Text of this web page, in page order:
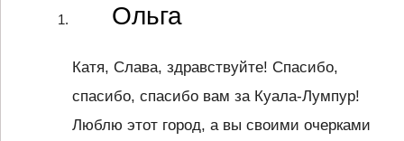
Ольга
Катя, Слава, здравствуйте! Спасибо,
спасибо, спасибо вам за Куала-Лумпур!
Люблю этот город, а вы своими очерками